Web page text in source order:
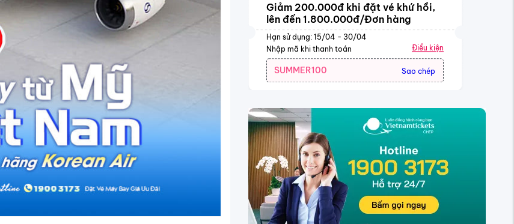
Giảm 200.000đ khi đặt vé khứ hồi,
lên đến 1.800.000đ/Đơn hàng
Hạn sử dụng: 15/04 - 30/04
Nhập mã khi thanh toán
Điều kiện
SUMMER100 Sao chép